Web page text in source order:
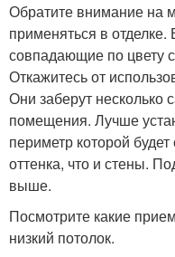
Обратите внимание на
применяться в
совпадающие по цвету
Откажитесь от
Они заберут несколько
помещения. Лучше
периметр которой
оттенка, что и стены.
выше.
Посмотрите какие
низкий потолок.